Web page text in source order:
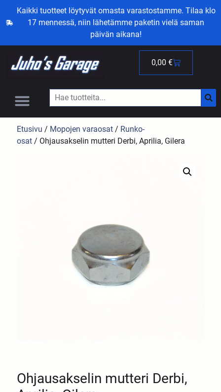
Kaikki tuotteet löytyvät omasta varastostamme. Tilaa klo
17 mennessä, niin lähetämme paketin vielä saman
päivän aikana!
0,00 €
Etusivu / Mopojen varaosat / Runko-
osat / Ohjausakselin mutteri Derbi, Aprilia, Gilera
Ohjausakselin mutteri Derbi,